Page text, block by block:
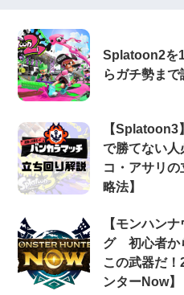
Splatoon2を
らガチ勢ま
【Splatoon3
で勝てない
コ・アサリ
略法】
【モンハン
グ 初心者か
この武器だ
ンターNow】